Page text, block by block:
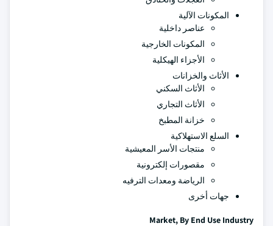
المكونات الآلية
عناصر داخلية
المكونات الخارجية
الأجزاء الهيكلية
الأثاث والخزانات
الأثاث السكني
الأثاث التجاري
خزانة المطبخ
السلع الاستهلاكية
منتجات الأسر المعيشية
مقصورات إلكترونية
الرياضة ومعدات الترفيه
جهات أخرى
Market, By End Use Industry